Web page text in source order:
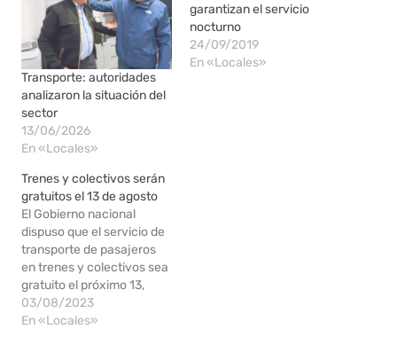
Transporte: autoridades
analizaron la situación del
sector
13/06/2026
En «Locales»
garantizan el servicio
nocturno
24/09/2019
En «Locales»
Trenes y colectivos serán
gratuitos el 13 de agosto
El Gobierno nacional
dispuso que el servicio de
transporte de pasajeros
en trenes y colectivos sea
gratuito el próximo 13,
cuando se celebren las
primarias abiertas,
03/08/2023
En «Locales»